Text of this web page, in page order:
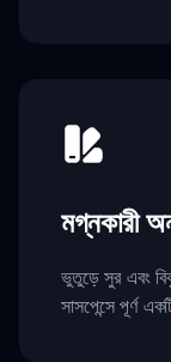
মগ্নকারী
ভুতুড়ে সুর এবং
সাসপেন্সে পূর্ণ